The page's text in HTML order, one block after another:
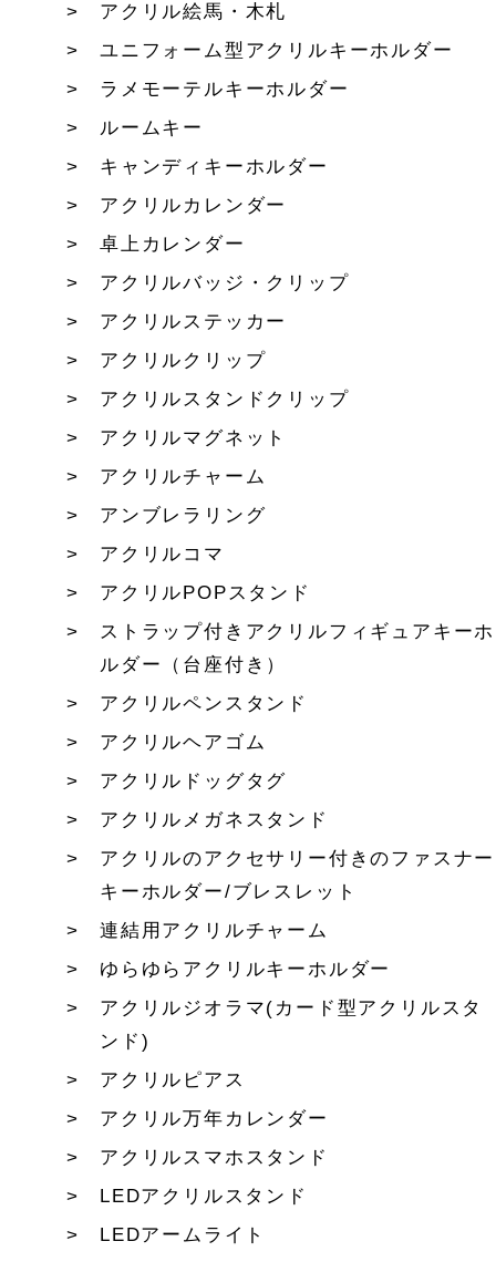
アクリル絵馬・木札
ユニフォーム型アクリルキーホルダー
ラメモーテルキーホルダー
ルームキー
キャンディキーホルダー
アクリルカレンダー
卓上カレンダー
アクリルバッジ・クリップ
アクリルステッカー
アクリルクリップ
アクリルスタンドクリップ
アクリルマグネット
アクリルチャーム
アンブレラリング
アクリルコマ
アクリルPOPスタンド
ストラップ付きアクリルフィギュアキーホ
ルダー（台座付き）
アクリルペンスタンド
アクリルヘアゴム
アクリルドッグタグ
アクリルメガネスタンド
アクリルのアクセサリー付きのファスナー
キーホルダー/ブレスレット
連結用アクリルチャーム
ゆらゆらアクリルキーホルダー
アクリルジオラマ(カード型アクリルスタ
ンド)
アクリルピアス
アクリル万年カレンダー
アクリルスマホスタンド
LEDアクリルスタンド
LEDアームライト